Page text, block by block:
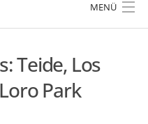
MENÜ
Teide, Los
Park